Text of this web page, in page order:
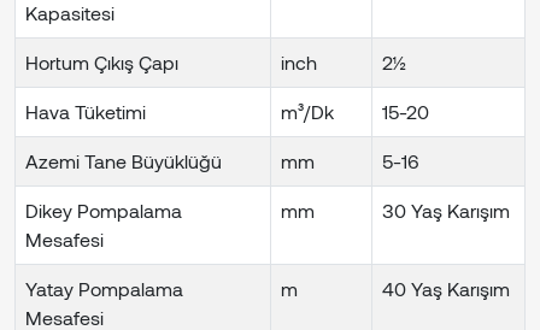
Kapasitesi
Hortum Çıkış Çapı inch 2½
Hava Tüketimi m³/Dk 15-20
Azemi Tane Büyüklüğü mm 5-16
Dikey Pompalama
Mesafesi
mm 30 Yaş Karışım
Yatay Pompalama
Mesafesi
m 40 Yaş Karışım